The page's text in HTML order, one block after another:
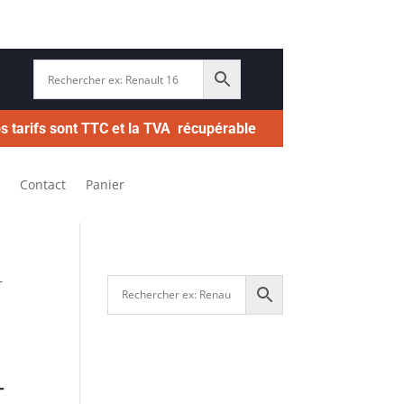
tarifs sont TTC et la TVA récupérable
Contact Panier